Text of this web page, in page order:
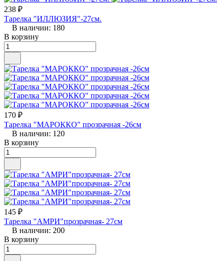
238 ₽
Тарелка "ИЛЛЮЗИЯ"-27см.
В наличии: 180
В корзину
170 ₽
Тарелка "МАРОККО" прозрачная -26см
В наличии: 120
В корзину
145 ₽
Тарелка "АМРИ"прозрачная- 27см
В наличии: 200
В корзину